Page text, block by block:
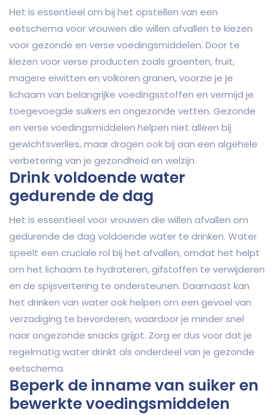
Het is essentieel om bij het opstellen van een
eetschema voor vrouwen die willen afvallen te kiezen
voor gezonde en verse voedingsmiddelen. Door te
kiezen voor verse producten zoals groenten, fruit,
magere eiwitten en volkoren granen, voorzie je je
lichaam van belangrijke voedingsstoffen en vermijd je
toegevoegde suikers en ongezonde vetten. Gezonde
en verse voedingsmiddelen helpen niet alleen bij
gewichtsverlies, maar dragen ook bij aan een algehele
verbetering van je gezondheid en welzijn.
Drink voldoende water
gedurende de dag
Het is essentieel voor vrouwen die willen afvallen om
gedurende de dag voldoende water te drinken. Water
speelt een cruciale rol bij het afvallen, omdat het helpt
om het lichaam te hydrateren, gifstoffen te verwijderen
en de spijsvertering te ondersteunen. Daarnaast kan
het drinken van water ook helpen om een gevoel van
verzadiging te bevorderen, waardoor je minder snel
naar ongezonde snacks grijpt. Zorg er dus voor dat je
regelmatig water drinkt als onderdeel van je gezonde
eetschema.
Beperk de inname van suiker en
bewerkte voedingsmiddelen